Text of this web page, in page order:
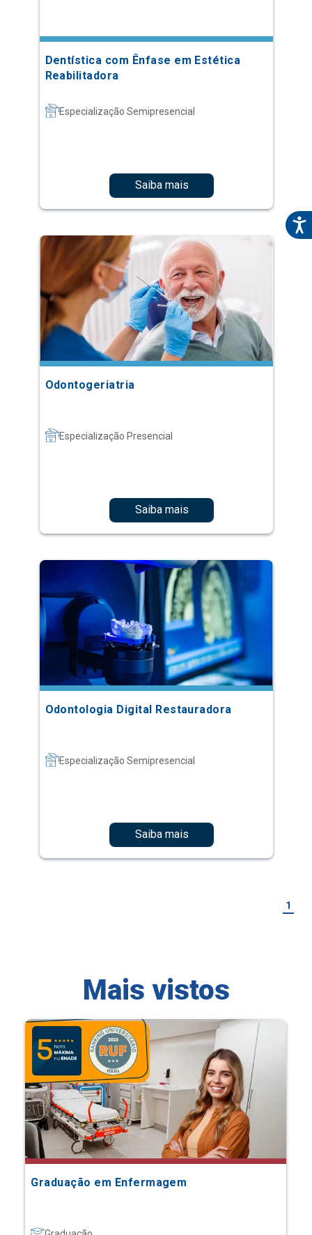
Dentística com Ênfase em Estética
Reabilitadora
Especialização Semipresencial
Saiba mais
Odontogeriatria
Especialização Presencial
Saiba mais
Odontologia Digital Restauradora
Especialização Semipresencial
Saiba mais
1
Mais vistos
Graduação em Enfermagem